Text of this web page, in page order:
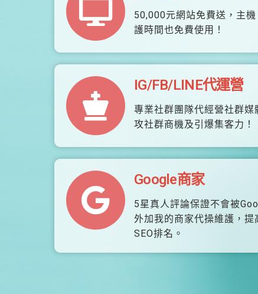
50,000元網站免費送，主
護時間也免費使用！
IG/FB/LINE代運營
專業社群團隊代經營社群媒
攻社群商機及引爆集客力！
Google商家
5星真人評論保證不會被
外加我的商家代操維護，提
SEO排名。